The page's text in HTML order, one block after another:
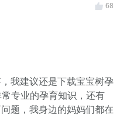
68
我建议还是下载宝宝树孕
专业的孕育知识，还有
题，我身边的妈妈们都在